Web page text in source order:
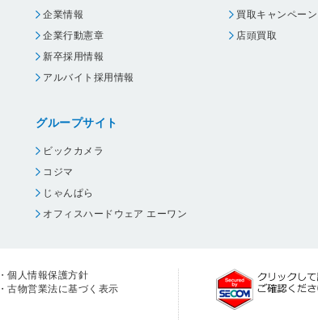
企業情報
企業行動憲章
新卒採用情報
アルバイト採用情報
グループサイト
ビックカメラ
コジマ
じゃんぱら
オフィスハードウェア エーワン
買取キャンペーン
店頭買取
・個人情報保護方針
・古物営業法に基づく表示